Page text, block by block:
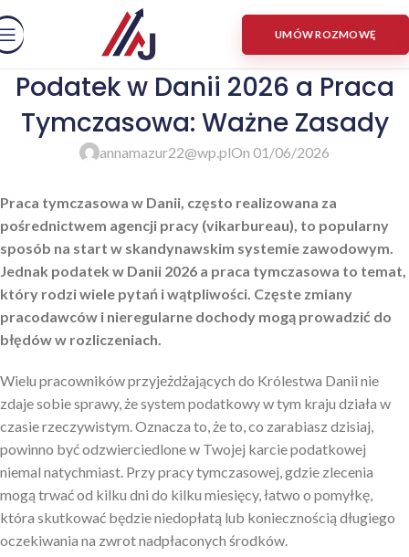
UMÓW ROZMOWĘ
Podatek w Danii 2026 a Praca
Tymczasowa: Ważne Zasady
annamazur22@wp.plOn 01/06/2026
Praca tymczasowa w Danii, często realizowana za
pośrednictwem agencji pracy (vikarbureau), to popularny
sposób na start w skandynawskim systemie zawodowym.
Jednak podatek w Danii 2026 a praca tymczasowa to temat,
który rodzi wiele pytań i wątpliwości. Częste zmiany
pracodawców i nieregularne dochody mogą prowadzić do
błędów w rozliczeniach.
Wielu pracowników przyjeżdżających do Królestwa Danii nie
zdaje sobie sprawy, że system podatkowy w tym kraju działa w
czasie rzeczywistym. Oznacza to, że to, co zarabiasz dzisiaj,
powinno być odzwierciedlone w Twojej karcie podatkowej
niemal natychmiast. Przy pracy tymczasowej, gdzie zlecenia
mogą trwać od kilku dni do kilku miesięcy, łatwo o pomyłkę,
która skutkować będzie niedopłatą lub koniecznością długiego
oczekiwania na zwrot nadpłaconych środków.